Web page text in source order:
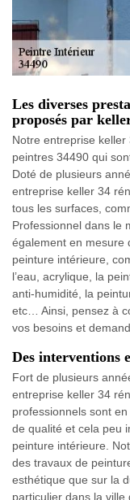
Les diverses
proposés par
Notre entreprise
peintres 34490 qui
Doté de plusieurs
entreprise keller 34
tous les surfaces,
Professionnel dans le
également en mesure
peinture intérieure,
l’eau, acrylique, la
anti-humidité, la
etc… Ainsi, pensez à
vos besoins et
Des interventions
Fort de plusieurs
entreprise keller 34
professionnels sont
de qualité et cela peu
peinture intérieure.
des travaux de
esthétique que sur la
particulier dans la